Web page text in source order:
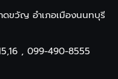
ดขวัญ อำเภอเมืองนนทบุรี
, 099-490-8555